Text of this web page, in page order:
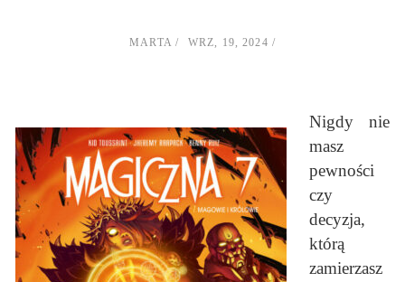
MARTA WRZ, 19, 2024
Nigdy nie
masz
pewności
czy
decyzja,
którą
zamierzasz